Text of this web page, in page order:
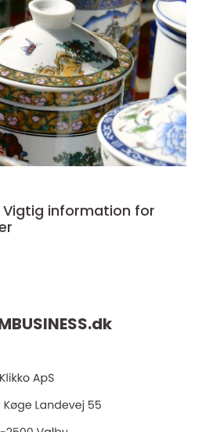
information for
dk